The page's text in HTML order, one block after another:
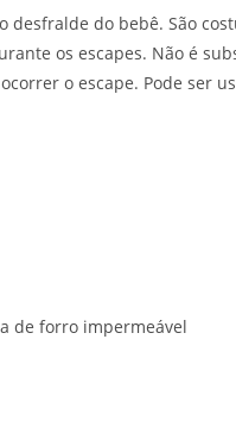
desfralde do bebê. São
os escapes. Não é
o escape. Pode ser
de forro impermeável